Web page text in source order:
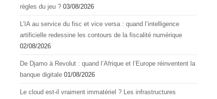
règles du jeu ? 03/08/2026
L’IA au service du fisc et vice versa : quand l’intelligence
artificielle redessine les contours de la fiscalité numérique
02/08/2026
De Djamo à Revolut : quand l’Afrique et l’Europe réinventent la
banque digitale 01/08/2026
Le cloud est-il vraiment immatériel ? Les infrastructures